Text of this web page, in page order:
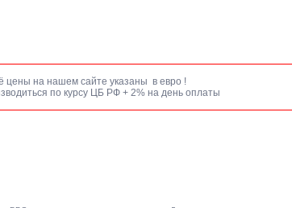
цены на нашем сайте указаны в евро !
по курсу ЦБ РФ + 2% на день оплаты